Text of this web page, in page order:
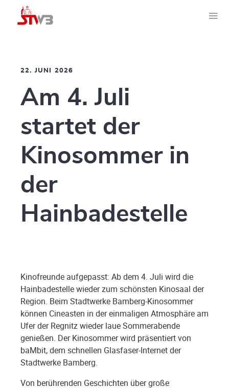
22. JUNI 2026
Am 4. Juli
startet der
Kinosommer in
der
Hainbadestelle
Kinofreunde aufgepasst: Ab dem 4. Juli wird die
Hainbadestelle wieder zum schönsten Kinosaal der
Region. Beim Stadtwerke Bamberg-Kinosommer
können Cineasten in der einmaligen Atmosphäre am
Ufer der Regnitz wieder laue Sommerabende
genießen. Der Kinosommer wird präsentiert von
baMbit, dem schnellen Glasfaser-Internet der
Stadtwerke Bamberg.
Von berührenden Geschichten über große